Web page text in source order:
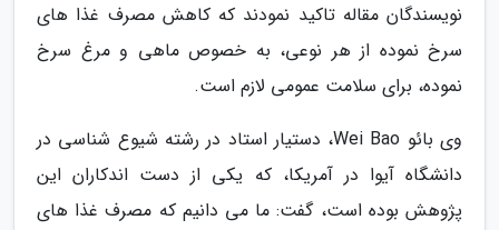
نویسندگان مقاله تاکید نمودند که کاهش مصرف غذا های
سرخ نموده از هر نوعی، به خصوص ماهی و مرغ سرخ
نموده، برای سلامت عمومی لازم است.
وی بائو Wei Bao، دستیار استاد در رشته شیوع شناسی در
دانشگاه آیوا در آمریکا، که یکی از دست اندکاران این
پژوهش بوده است، گفت: ما می دانیم که مصرف غذا های